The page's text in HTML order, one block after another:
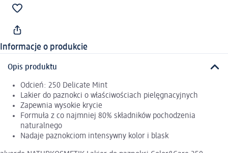
Informacje o produkcie
Opis produktu
Odcień: 250 Delicate Mint
Lakier do paznokci o właściwościach pielęgnacyjnych
Zapewnia wysokie krycie
Formuła z co najmniej 80% składników pochodzenia
naturalnego
Nadaje paznokciom intensywny kolor i blask